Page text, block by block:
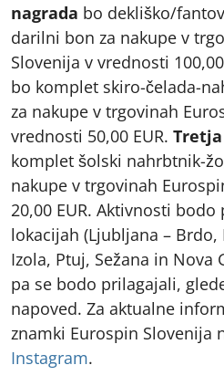
nagrada bo dekliško/
darilni bon za nakupe v
Slovenija v vrednosti 100,00
bo komplet skiro-čelada-
za nakupe v trgovinah
vrednosti 50,00 EUR.
komplet šolski nahrbtnik-
nakupe v trgovinah
20,00 EUR. Aktivnosti
lokacijah (Ljubljana –
Izola, Ptuj, Sežana in Nova
pa se bodo prilagajali,
napoved. Za aktualne
znamki Eurospin Slovenija
Instagram.